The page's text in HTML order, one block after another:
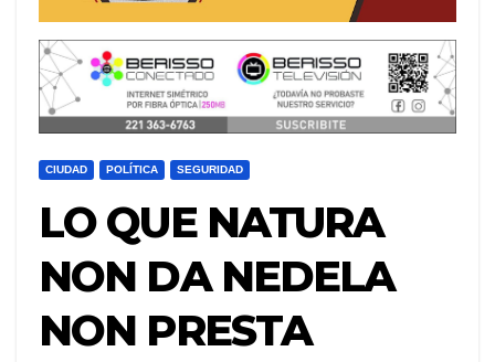
CIUDAD POLÍTICA SEGURIDAD
LO QUE NATURA
NON DA NEDELA
NON PRESTA